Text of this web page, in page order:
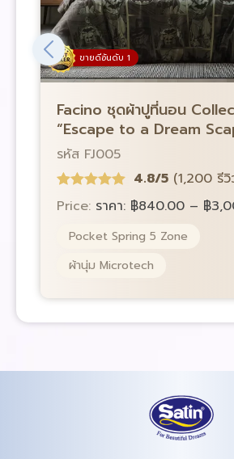
ขายดีอันดับ 1
Facino ชุดผ้าปูที่นอน
“Escape to a Dream
รหัส FJ005
4.8/5 (1,200 รีวิ
Price: ราคา: ฿840.00 – ฿
Pocket Spring 5 Zone
ผ้านุ่ม Microtech